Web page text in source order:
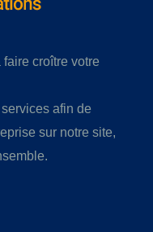
croître votre
afin de
sur notre site,